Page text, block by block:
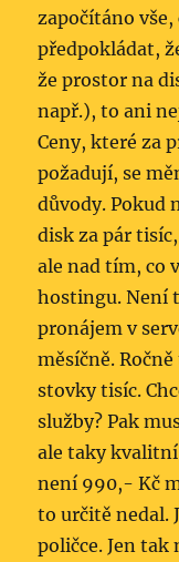
započítáno
předpokládat,
že prostor na
např.), to ani
Ceny, které za
požadují, se
důvody. Pokud
disk za pár
ale nad tím, co
hostingu. Není
pronájem v
měsíčně.
stovky tisíc.
služby? Pak
ale taky
není 990,- Kč
to určitě nedal.
poličce. Jen tak